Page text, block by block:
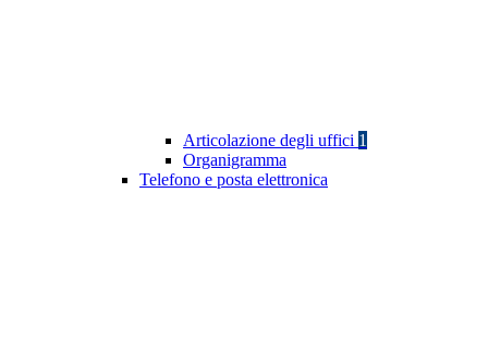
Articolazione degli uffici 1
Organigramma
Telefono e posta elettronica